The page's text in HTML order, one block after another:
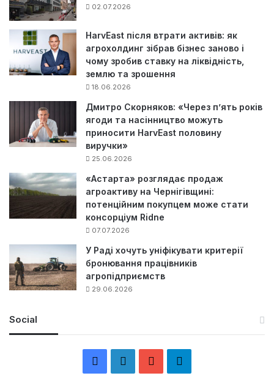
02.07.2026
HarvEast після втрати активів: як
агрохолдинг зібрав бізнес заново і
чому зробив ставку на ліквідність,
землю та зрошення
18.06.2026
Дмитро Скорняков: «Через п’ять років
ягоди та насінництво можуть
приносити HarvEast половину
виручки»
25.06.2026
«Астарта» розглядає продаж
агроактиву на Чернігівщині:
потенційним покупцем може стати
консорціум Ridne
07.07.2026
У Раді хочуть уніфікувати критерії
бронювання працівників
агропідприємств
29.06.2026
Social